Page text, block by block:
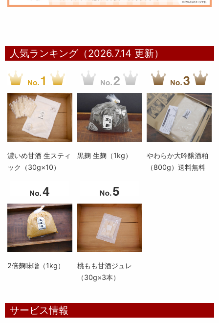
人気ランキング（2026.7.14 更新）
濃いめ甘酒 生スティ
ック（30g×10）
黒麹 生麹（1kg）
やわらか大吟醸酒粕
（800g）送料無料
2倍麹味噌（1kg）
桃もも甘酒ジュレ
（30g×3本）
サービス情報